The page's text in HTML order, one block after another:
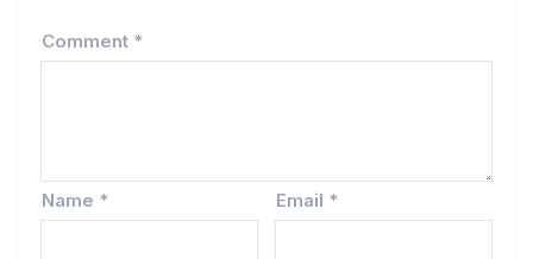
Comment *
Name * Email *